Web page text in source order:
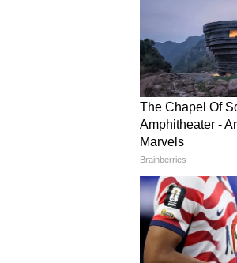
কন্যা–
সম্পর্কের
পারে। কোনও
সতর্কতা
অতিরিক্ত অর্থ
হতে পারে।
বিশ্বাস করার
তুলা– সন্তানের
শরীরে নানা
কোনও সমস্যায়
আসতে পারে।